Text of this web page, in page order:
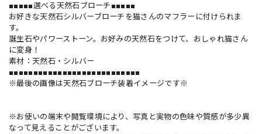
■■■■■選べる天然石ブローチ■■■■■
お好きな天然石シルバーブローチを猫さんのマフラーに付けられま
す。
誕生石やパワーストーン。お好みの天然石をつけて、おしゃれ猫さん
に変身！
素材：天然石・シルバー
■■■■■■■■■■■■■■■■■■■■■■■■■■■
※最後の画像は天然石ブローチ装着イメージです※
※お使いの端末や閲覧環境により、写真と実物の色味や質感が多少異
なって見えることがございます。